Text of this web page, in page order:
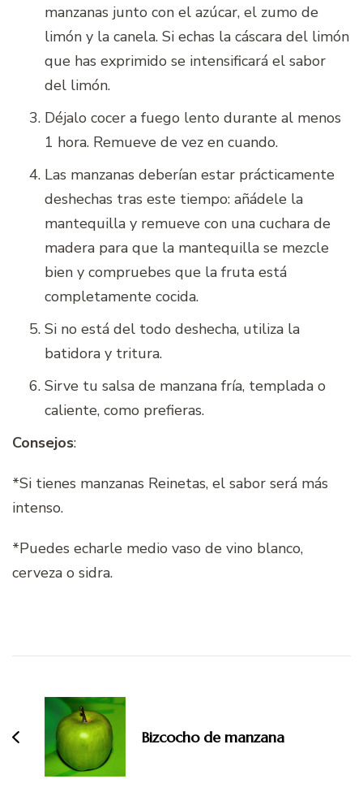
manzanas junto con el azúcar, el zumo de
limón y la canela. Si echas la cáscara del limón
que has exprimido se intensificará el sabor
del limón.
Déjalo cocer a fuego lento durante al menos
1 hora. Remueve de vez en cuando.
Las manzanas deberían estar prácticamente
deshechas tras este tiempo: añádele la
mantequilla y remueve con una cuchara de
madera para que la mantequilla se mezcle
bien y compruebes que la fruta está
completamente cocida.
Si no está del todo deshecha, utiliza la
batidora y tritura.
Sirve tu salsa de manzana fría, templada o
caliente, como prefieras.
Consejos:
*Si tienes manzanas Reinetas, el sabor será más
intenso.
*Puedes echarle medio vaso de vino blanco,
cerveza o sidra.
entradas
Bizcocho de manzana